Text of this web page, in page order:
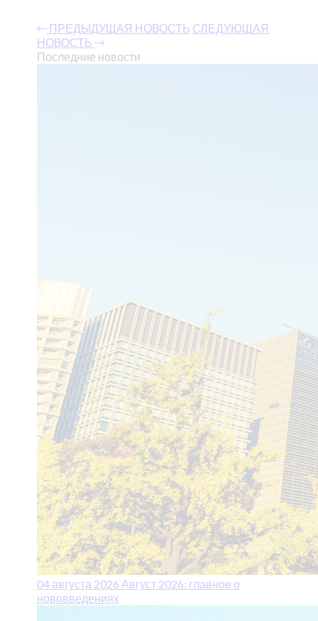
ПРЕДЫДУЩАЯ НОВОСТЬ СЛЕДУЮЩАЯ
НОВОСТЬ
Последние новости
04 августа 2026 Август 2026: главное о
нововведениях